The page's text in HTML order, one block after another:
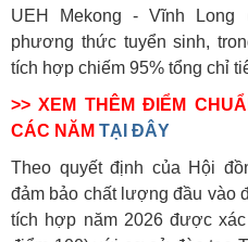
UEH Mekong - Vĩnh Long
phương thức tuyển sinh,
tích hợp chiếm 95% tổng chỉ
>> XEM THÊM ĐIỂM
CÁC NĂM TẠI ĐÂY
Theo quyết định của Hội
đảm bảo chất lượng đầu vào
tích hợp năm 2026 được